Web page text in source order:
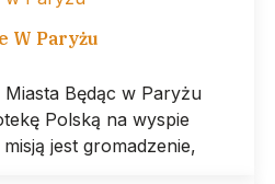
W Paryżu
Będąc w Paryżu
Polską na wyspie
jest gromadzenie,